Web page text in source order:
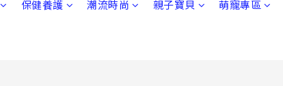
保健養護 潮流時尚 親子寶貝 萌寵專區